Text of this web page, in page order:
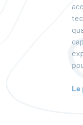
Le